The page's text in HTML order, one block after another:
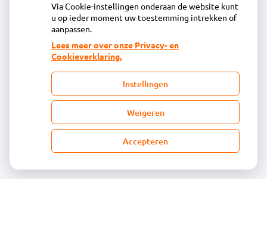
Centrale administratie
Heeft u vragen of opmerkingen over uw
toegestuurde rekening van de apotheek?
declaratie@acdaphagroep.nl
onze
facebook
onze
Instagram
Via Cookie-instellingen onderaan de website kunt
u op ieder moment uw toestemming intrekken of
aanpassen.
Lees meer over onze Privacy- en
Cookieverklaring.
Instellingen
Weigeren
Accepteren